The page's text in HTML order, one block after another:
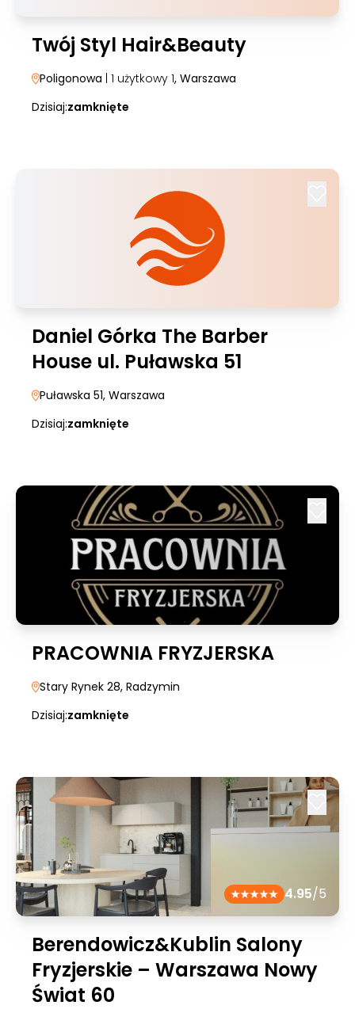
Twój Styl Hair&Beauty
Poligonowa | 1 użytkowy 1, Warszawa
Dzisiaj:zamknięte
Daniel Górka The Barber
House ul. Puławska 51
Puławska 51, Warszawa
Dzisiaj:zamknięte
PRACOWNIA FRYZJERSKA
Stary Rynek 28, Radzymin
Dzisiaj:zamknięte
4.95/5
Berendowicz&Kublin Salony
Fryzjerskie – Warszawa Nowy
Świat 60